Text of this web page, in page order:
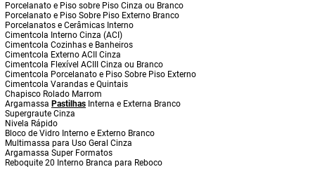
Porcelanato e Piso sobre Piso Cinza ou Branco
Porcelanato e Piso Sobre Piso Externo Branco
Porcelanatos e Cerâmicas Interno
Cimentcola Interno Cinza (ACI)
Cimentcola Cozinhas e Banheiros
Cimentcola Externo ACII Cinza
Cimentcola Flexível ACIII Cinza ou Branco
Cimentcola Porcelanato e Piso Sobre Piso Externo
Cimentcola Varandas e Quintais
Chapisco Rolado Marrom
Argamassa Pastilhas Interna e Externa Branco
Supergraute Cinza
Nivela Rápido
Bloco de Vidro Interno e Externo Branco
Multimassa para Uso Geral Cinza
Argamassa Super Formatos
Reboquite 20 Interno Branca para Reboco